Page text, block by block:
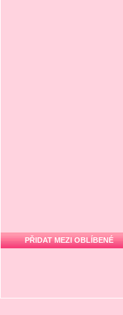
PŘIDAT MEZI OBLÍBENÉ